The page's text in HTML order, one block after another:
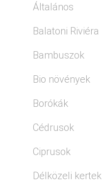
Általános
Balatoni Riviéra
Bambuszok
Bio növények
Borókák
Cédrusok
Ciprusok
Délközeli kertek